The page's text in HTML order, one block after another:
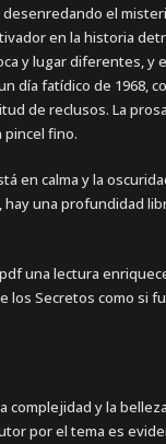
el
en la historia
y lugar diferentes, y
fatídico de 1968,
de reclusos. La
pincel fino.
en calma y la
una profundidad
una lectura
los Secretos como si
y la
por el tema es